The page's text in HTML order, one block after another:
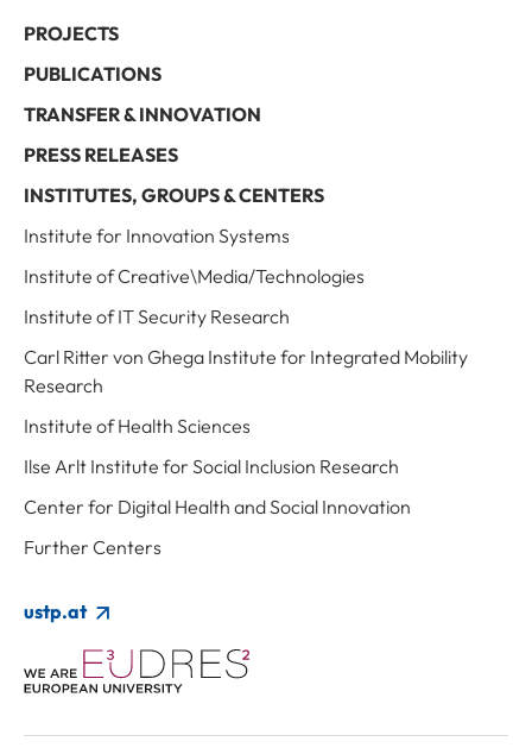
PROJECTS
PUBLICATIONS
TRANSFER & INNOVATION
PRESS RELEASES
INSTITUTES, GROUPS & CENTERS
Institute for Innovation Systems
Institute of Creative\Media/Technologies
Institute of IT Security Research
Carl Ritter von Ghega Institute for Integrated Mobility
Research
Institute of Health Sciences
Ilse Arlt Institute for Social Inclusion Research
Center for Digital Health and Social Innovation
Further Centers
ustp.at